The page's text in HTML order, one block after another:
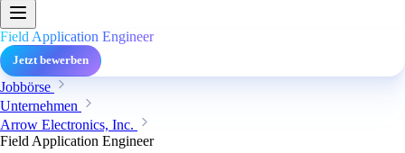
Field Application Engineer
Jetzt bewerben
Jobbörse
Unternehmen
Arrow Electronics, Inc.
Field Application Engineer